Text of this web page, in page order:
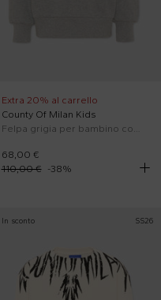
Extra 20% al carrello
County Of Milan Kids
Felpa grigia per bambino con ali
68,00 €
110,00 €
-38%
In sconto SS26